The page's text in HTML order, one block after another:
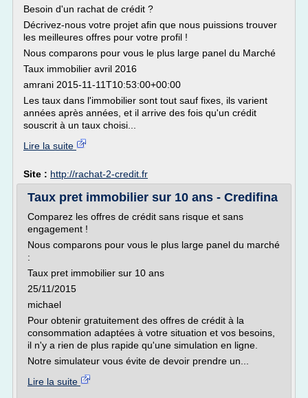
Besoin d'un rachat de crédit ?
Décrivez-nous votre projet afin que nous puissions trouver
les meilleures offres pour votre profil !
Nous comparons pour vous le plus large panel du Marché
Taux immobilier avril 2016
amrani 2015-11-11T10:53:00+00:00
Les taux dans l'immobilier sont tout sauf fixes, ils varient
années après années, et il arrive des fois qu'un crédit
souscrit à un taux choisi...
Lire la suite
Site : http://rachat-2-credit.fr
Taux pret immobilier sur 10 ans - Credifina
Comparez les offres de crédit sans risque et sans
engagement !
Nous comparons pour vous le plus large panel du marché
:
Taux pret immobilier sur 10 ans
25/11/2015
michael
Pour obtenir gratuitement des offres de crédit à la
consommation adaptées à votre situation et vos besoins,
il n'y a rien de plus rapide qu'une simulation en ligne.
Notre simulateur vous évite de devoir prendre un...
Lire la suite